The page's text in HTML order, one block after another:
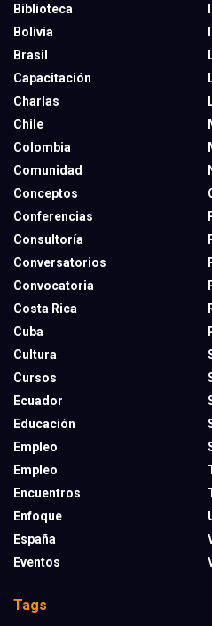
Biblioteca
Bolivia
Brasil
Capacitación
Charlas
Chile
Colombia
Comunidad
Conceptos
Conferencias
Consultoría
Conversatorios
Convocatoria
Costa Rica
Cuba
Cultura
Cursos
Ecuador
Educación
Empleo
Empleo
Encuentros
Enfoque
España
Eventos
Tags